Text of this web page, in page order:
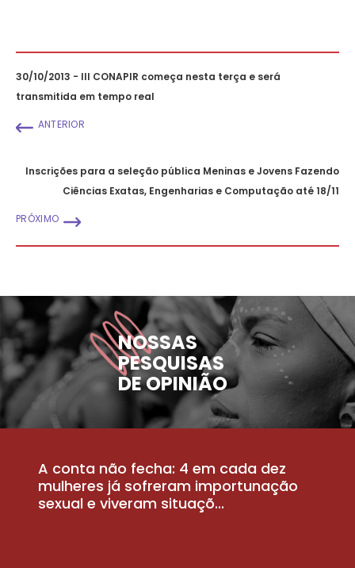
30/10/2013 - III CONAPIR começa nesta terça e será
transmitida em tempo real
ANTERIOR
Inscrições para a seleção pública Meninas e Jovens Fazendo
Ciências Exatas, Engenharias e Computação até 18/11
PRÓXIMO
NOSSAS
PESQUISAS
DE OPINIÃO
A conta não fecha: 4 em cada dez
mulheres já sofreram importunação
sexual e viveram situaçõ...